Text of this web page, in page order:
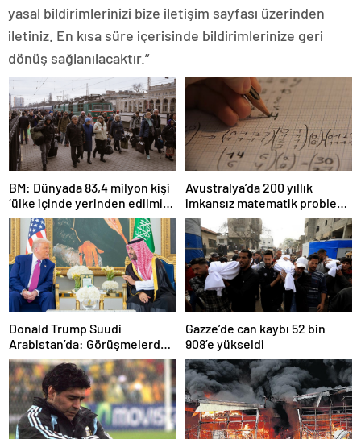
yasal bildirimlerinizi bize iletişim sayfası üzerinden
iletiniz. En kısa süre içerisinde bildirimlerinize geri
dönüş sağlanılacaktır.”
BM: Dünyada 83,4 milyon kişi
‘ülke içinde yerinden edilmiş’
olarak yaşıyor
Avustralya’da 200 yıllık
imkansız matematik problemi
çözüldü
Donald Trump Suudi
Arabistan’da: Görüşmelerde
uyukladı
Gazze’de can kaybı 52 bin
908’e yükseldi